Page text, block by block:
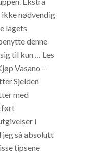
nødvendig
lagets
denne
til kun … Les
Vasano –
Sjelden
med
i
jeg så absolutt
tipsene